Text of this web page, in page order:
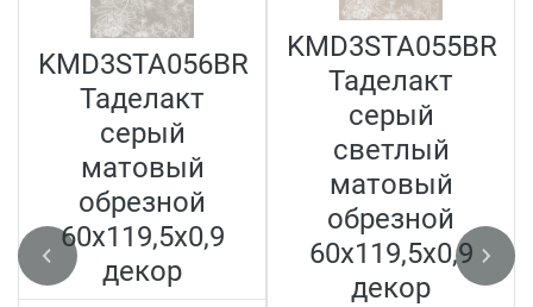
KMD3STA056BR
Таделакт
серый
матовый
обрезной
60x119,5x0,9
декор
KMD3STA055BR
Таделакт
серый
светлый
матовый
обрезной
60x119,5x0,9
декор